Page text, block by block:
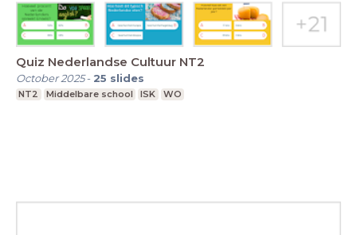
Quiz Nederlandse Cultuur NT2
October 2025- 25 slides
NT2 Middelbare school ISK WO